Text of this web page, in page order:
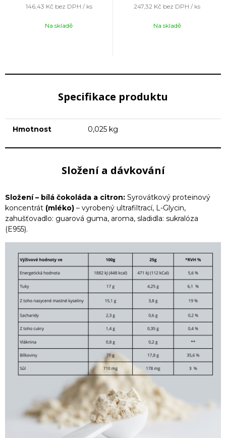
146,43 Kč bez DPH / ks
Na skladě
247,32 Kč bez DPH / ks
Na skladě
Specifikace produktu
Hmotnost 0,025 kg
Složení a dávkování
Složení – bílá čokoláda a citron: Syrovátkový proteinový
koncentrát (mléko) – vyrobený ultrafiltrací, L-Glycin,
zahušťovadlo: guarová guma, aroma, sladidla: sukralóza
(E955).